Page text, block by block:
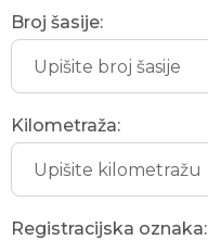
Broj šasije:
Kilometraža:
Registracijska oznaka: